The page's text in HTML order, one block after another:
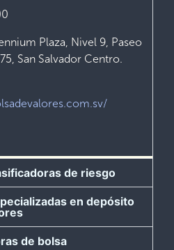
Plaza, Nivel 9, Paseo
San Salvador Centro.
de riesgo
en depósito
de bolsa